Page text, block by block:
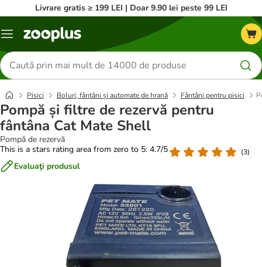
Livrare gratis ≥ 199 LEI | Doar 9.90 lei peste 99 LEI
Categorii
Căutare
produse
Pisici Boluri, fântâni și automate de hrană Fântâni pentru pisici
Pompă și filtre de rezervă pentru
fântâna Cat Mate Shell
Pompă de rezervă
This is a stars rating area from zero to 5: 4.7/5
(3)
Evaluaţi produsul